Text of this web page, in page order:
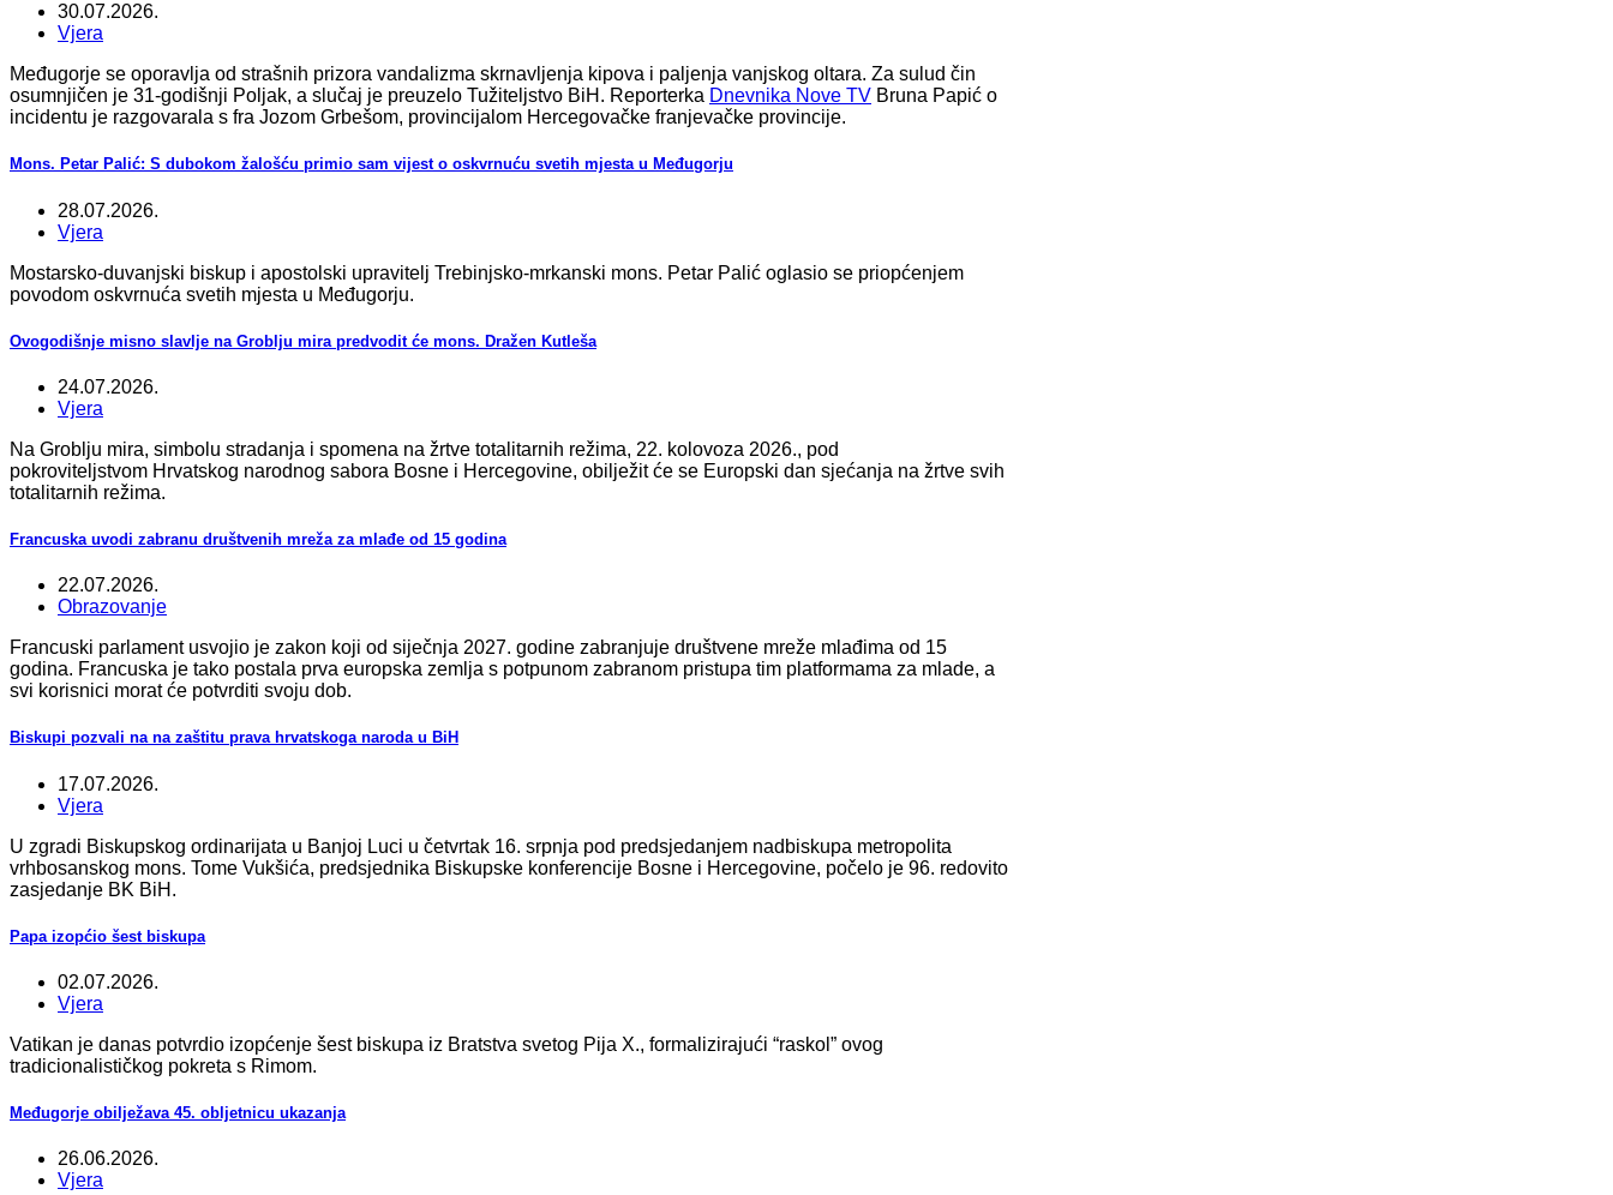
30.07.2026.
Vjera
Međugorje se oporavlja od strašnih prizora vandalizma skrnavljenja kipova i paljenja vanjskog oltara. Za sulud čin
osumnjičen je 31-godišnji Poljak, a slučaj je preuzelo Tužiteljstvo BiH. Reporterka Dnevnika Nove TV Bruna Papić o
incidentu je razgovarala s fra Jozom Grbešom, provincijalom Hercegovačke franjevačke provincije.
Mons. Petar Palić: S dubokom žalošću primio sam vijest o oskvrnuću svetih mjesta u Međugorju
28.07.2026.
Vjera
Mostarsko-duvanjski biskup i apostolski upravitelj Trebinjsko-mrkanski mons. Petar Palić oglasio se priopćenjem
povodom oskvrnuća svetih mjesta u Međugorju.
Ovogodišnje misno slavlje na Groblju mira predvodit će mons. Dražen Kutleša
24.07.2026.
Vjera
Na Groblju mira, simbolu stradanja i spomena na žrtve totalitarnih režima, 22. kolovoza 2026., pod
pokroviteljstvom Hrvatskog narodnog sabora Bosne i Hercegovine, obilježit će se Europski dan sjećanja na žrtve svih
totalitarnih režima.
Francuska uvodi zabranu društvenih mreža za mlađe od 15 godina
22.07.2026.
Obrazovanje
Francuski parlament usvojio je zakon koji od siječnja 2027. godine zabranjuje društvene mreže mlađima od 15
godina. Francuska je tako postala prva europska zemlja s potpunom zabranom pristupa tim platformama za mlade, a
svi korisnici morat će potvrditi svoju dob.
Biskupi pozvali na na zaštitu prava hrvatskoga naroda u BiH
17.07.2026.
Vjera
U zgradi Biskupskog ordinarijata u Banjoj Luci u četvrtak 16. srpnja pod predsjedanjem nadbiskupa metropolita
vrhbosanskog mons. Tome Vukšića, predsjednika Biskupske konferencije Bosne i Hercegovine, počelo je 96. redovito
zasjedanje BK BiH.
Papa izopćio šest biskupa
02.07.2026.
Vjera
Vatikan je danas potvrdio izopćenje šest biskupa iz Bratstva svetog Pija X., formalizirajući “raskol” ovog
tradicionalističkog pokreta s Rimom.
Međugorje obilježava 45. obljetnicu ukazanja
26.06.2026.
Vjera